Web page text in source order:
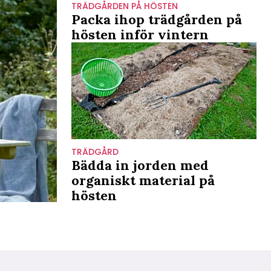
TRÄDGÅRDEN PÅ HÖSTEN
Packa ihop trädgården på
hösten inför vintern
TRÄDGÅRD
Bädda in jorden med
organiskt material på
hösten